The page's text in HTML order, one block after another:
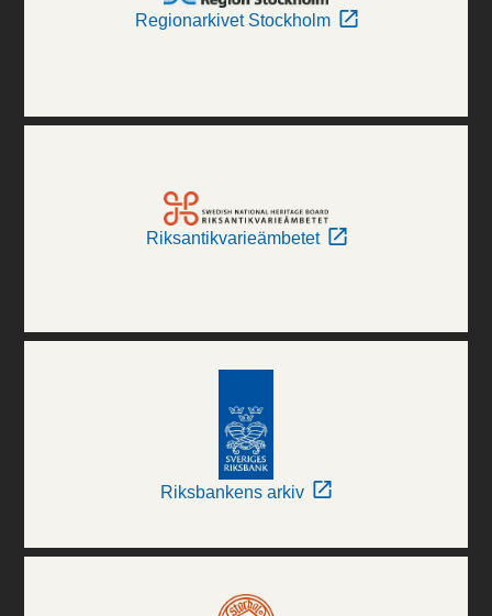
Regionarkivet Stockholm
Riksantikvarieämbetet
Riksbankens arkiv